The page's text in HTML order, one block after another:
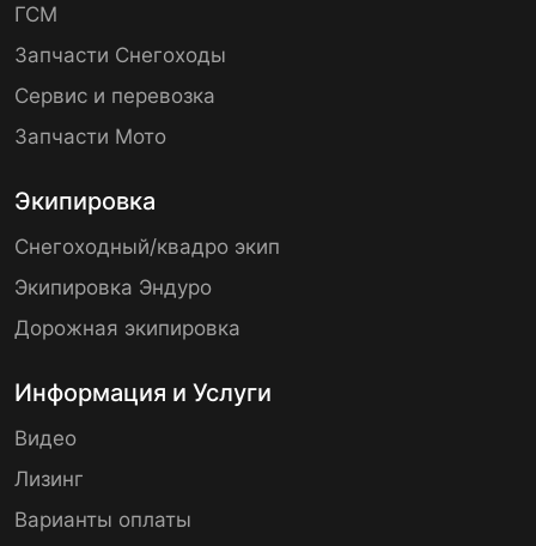
ГСМ
Запчасти Снегоходы
Сервис и перевозка
Запчасти Мото
Экипировка
Снегоходный/квадро экип
Экипировка Эндуро
Дорожная экипировка
Информация и Услуги
Видео
Лизинг
Варианты оплаты